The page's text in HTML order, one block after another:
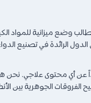
وضع ميزانية للمواد
الرائدة في تصنيع الدواء
عن أي محتوى علاجي.